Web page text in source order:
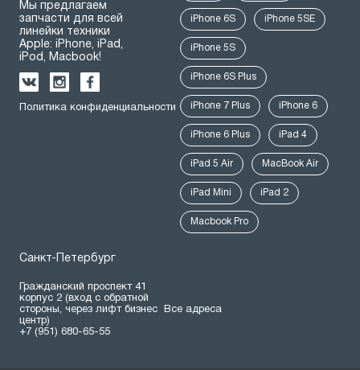
Мы предлагаем
запчасти для всей
линейки техники
Apple: iPhone, iPad,
iPod, Macbook!
Политика конфиденциальности
iPhone 6S iPhone 5SE
iPhone 5S
iPhone 6S Plus
iPhone 7 Plus iPhone 6
iPhone 6 Plus iPad 4
iPad 5 Air MacBook Air
iPad Mini iPad 2
Macbook Pro
Санкт-Петербург
Гражданский проспект 41
корпус 2 (вход с обратной
стороны, через лифт бизнес
центр)
+7 (951) 680-65-55
Все адреса